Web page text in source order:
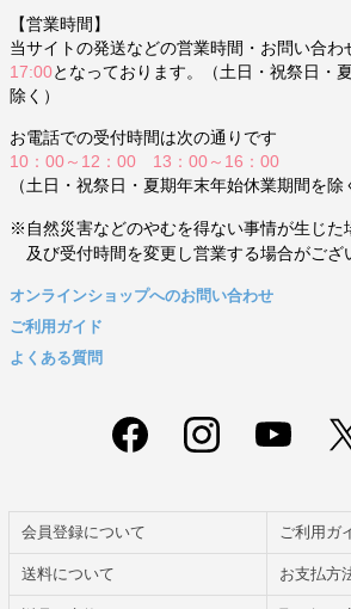
【営業時間】
当サイトの発送などの営業時間・お問い合わ
17:00となっております。（土日・祝祭日・
除く）
お電話での受付時間は次の通りです
10：00～12：00 13：00～16：00
（土日・祝祭日・夏期年末年始休業期間を除
※自然災害などのやむを得ない事情が生じた
及び受付時間を変更し営業する場合がござ
オンラインショップへのお問い合わせ
ご利用ガイド
よくある質問
会員登録について ご利用ガ
送料について お支払方